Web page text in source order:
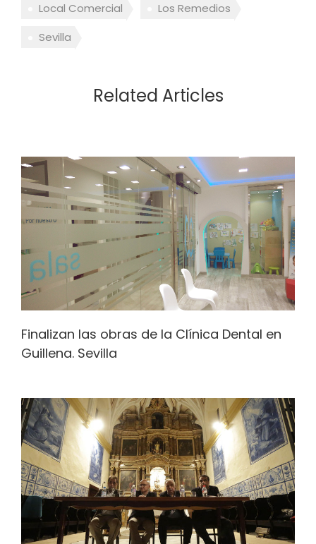
Local Comercial
Los Remedios
Sevilla
Related Articles
Finalizan las obras de la Clínica Dental en
Guillena. Sevilla